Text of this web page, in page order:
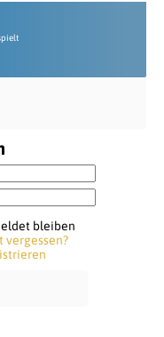
bleiben
vergessen?